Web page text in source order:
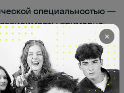
специальностью —
примерно
Рынок, деньги,
инструменты — всё это
столкнётся на
грамотно готовится к
курс введения в
✕